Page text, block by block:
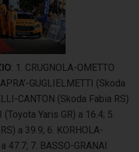
: 1. CRUGNOLA-OMETTO
GUGLIELMETTI (Skoda
CANTON (Skoda Fabia RS)
Yaris GR) a 16.4; 5.
a 39.9; 6. KORHOLA-
47.7; 7. BASSO-GRANAI